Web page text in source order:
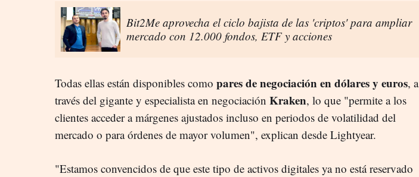
Bit2Me aprovecha el ciclo bajista de las 'criptos' para ampliar
mercado con 12.000 fondos, ETF y acciones
Todas ellas están disponibles como pares de negociación en dólares y euros, a
través del gigante y especialista en negociación Kraken, lo que "permite a los
clientes acceder a márgenes ajustados incluso en periodos de volatilidad del
mercado o para órdenes de mayor volumen", explican desde Lightyear.
"Estamos convencidos de que este tipo de activos digitales ya no está reservado